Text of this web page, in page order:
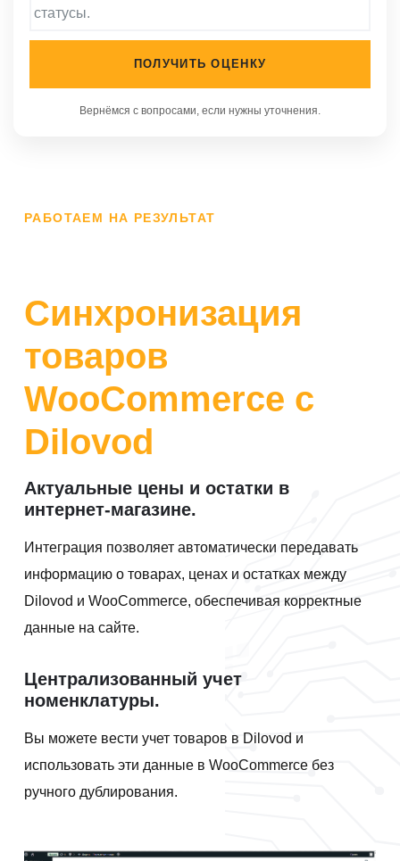
ПОЛУЧИТЬ ОЦЕНКУ
Вернёмся с вопросами, если нужны уточнения.
РАБОТАЕМ НА РЕЗУЛЬТАТ
Синхронизация
товаров
WooCommerce с
Dilovod
Актуальные цены и остатки в
интернет-магазине.
Интеграция позволяет автоматически передавать
информацию о товарах, ценах и остатках между
Dilovod и WooCommerce, обеспечивая корректные
данные на сайте.
Централизованный учет
номенклатуры.
Вы можете вести учет товаров в Dilovod и
использовать эти данные в WooCommerce без
ручного дублирования.